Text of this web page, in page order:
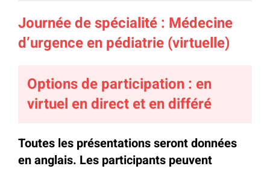
Journée de spécialité : Médecine
d’urgence en pédiatrie (virtuelle)
Options de participation : en
virtuel en direct et en différé
Toutes les présentations seront données
en anglais. Les participants peuvent